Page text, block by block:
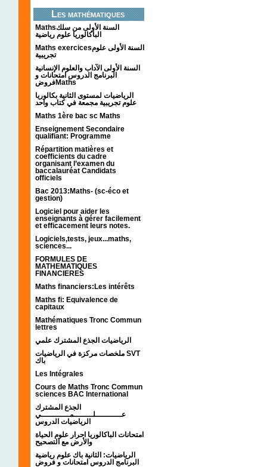
Les mathématiques
Mathsالسنة الأولى من سلك
الباكالوريا علوم رياضية
Maths exercicesالسنة الأولى علوم
تجريبية
السنة الأولى الآداب والعلوم الإنسانية
البرنامج الدروس امتحانات و
فروضMaths
الرياضيات لمستوى الثانية بكالوريا
علوم تجريبية مجمعة في كتاب واحد
Maths 1ère bac sc Maths
Enseignement Secondaire
qualifiant: Programme
Répartition matières et
coefficients du cadre
organisant l’examen du
baccalauréat Candidats
officiels
Bac 2013:Maths- (sc-éco et
gestion)
Logiciel pour aider les
enseignants à gérer facilement
et efficacement leurs notes.
Logiciels,tests, jeux...maths,
sciences...
FORMULES DE
MATHEMATIQUES
FINANCIERES
Maths financiers:Les intérêts
Maths fi: Equivalence de
capitaux
Mathématiques Tronc Commun
lettres
الرياضيات الجذع المشترك علمي
ملخصات مركزة في الرياضيات SVT
باك
Les Intégrales
Cours de Maths Tronc Commun
sciences BAC International
الجذع المشترك
عـــــــــــلــــــــمــــــــــــي
الرياضيات الدروس
امتحانات الباكالوريا احرار علوم الحياة
والأرض مع التصحيح
الرياضيات: الثانية باك علوم رياضية
البرنامج الدروس امتحانات و فروض